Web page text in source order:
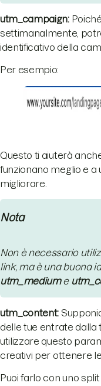
utm_campaign:
settimanalmente,
identificativo della
Per esempio:
Questo ti aiuterà
funzionano meglio e
migliorare.
Nota
Non è necessario
link, ma è una buona
utm_mediume
utm_content:
delle tue entrate dalla
utilizzare questo
creativi per ottenere
Puoi farlo con uno